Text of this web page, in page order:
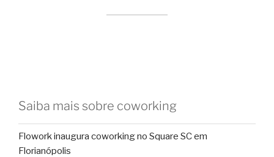
Saiba mais sobre coworking
Flowork inaugura coworking no Square SC em
Florianópolis